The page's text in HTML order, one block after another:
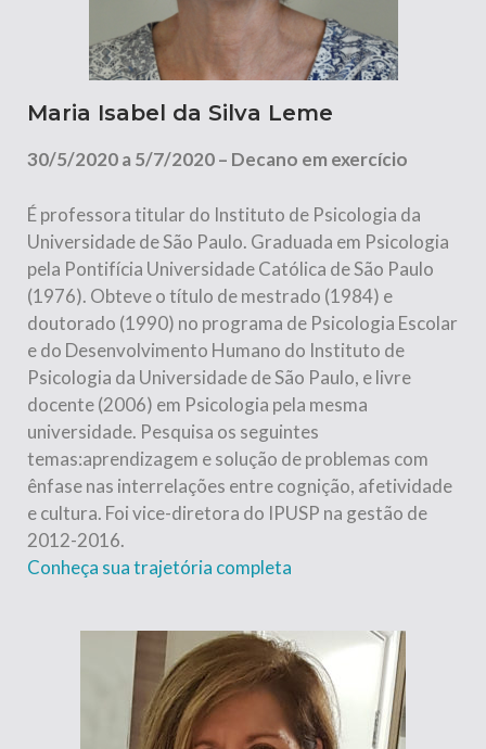
Maria Isabel da Silva Leme
30/5/2020 a 5/7/2020 – Decano em exercício
É professora titular do Instituto de Psicologia da
Universidade de São Paulo. Graduada em Psicologia
pela Pontifícia Universidade Católica de São Paulo
(1976). Obteve o título de mestrado (1984) e
doutorado (1990) no programa de Psicologia Escolar
e do Desenvolvimento Humano do Instituto de
Psicologia da Universidade de São Paulo, e livre
docente (2006) em Psicologia pela mesma
universidade. Pesquisa os seguintes
temas:aprendizagem e solução de problemas com
ênfase nas interrelações entre cognição, afetividade
e cultura. Foi vice-diretora do IPUSP na gestão de
2012-2016.
Conheça sua trajetória completa